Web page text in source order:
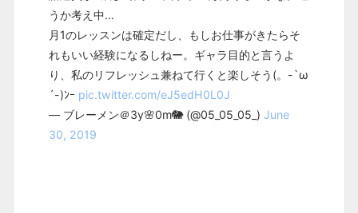
うか考え中…
月1のレッスンは確定だし、もしお仕事がきたらそ
れもいい経験になるしねー。ギャラ目的と言うよ
り、私のリフレッシュ兼ねて行くと楽しそう(。-`ω
´-)ﾝｰ pic.twitter.com/eJ5edH0L0J
— ブレーメン＠3y🌸0m🐘 (@05_05_05_) June
30, 2019